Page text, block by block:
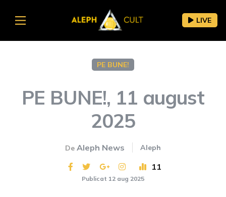
LIVE
PE BUNE!
PE BUNE!, 11 august
2025
De Aleph News Aleph
11
Publicat 12 aug 2025